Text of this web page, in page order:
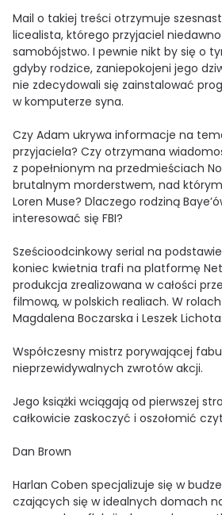
Mail o takiej treści otrzymuje
licealista, którego przyjaciel niedawno
samobójstwo. I pewnie nikt by się o
gdyby rodzice, zaniepokojeni jego
nie zdecydowali się zainstalować
w komputerze syna.
Czy Adam ukrywa informacje na
przyjaciela? Czy otrzymana
z popełnionym na przedmieściach
brutalnym morderstwem, nad
Loren Muse? Dlaczego rodziną
interesować się FBI?
Sześcioodcinkowy serial na
koniec kwietnia trafi na platformę
produkcja zrealizowana w całości
filmową, w polskich realiach. W
Magdalena Boczarska i Leszek Lichota.
Współczesny mistrz porywającej
nieprzewidywalnych zwrotów akcji.
Jego książki wciągają od pierwszej
całkowicie zaskoczyć i oszołomić
Dan Brown
Harlan Coben specjalizuje się w
czających się w idealnych domach